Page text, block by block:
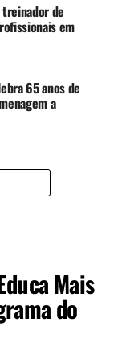
de
de
em
65 anos de
a
Mais
do